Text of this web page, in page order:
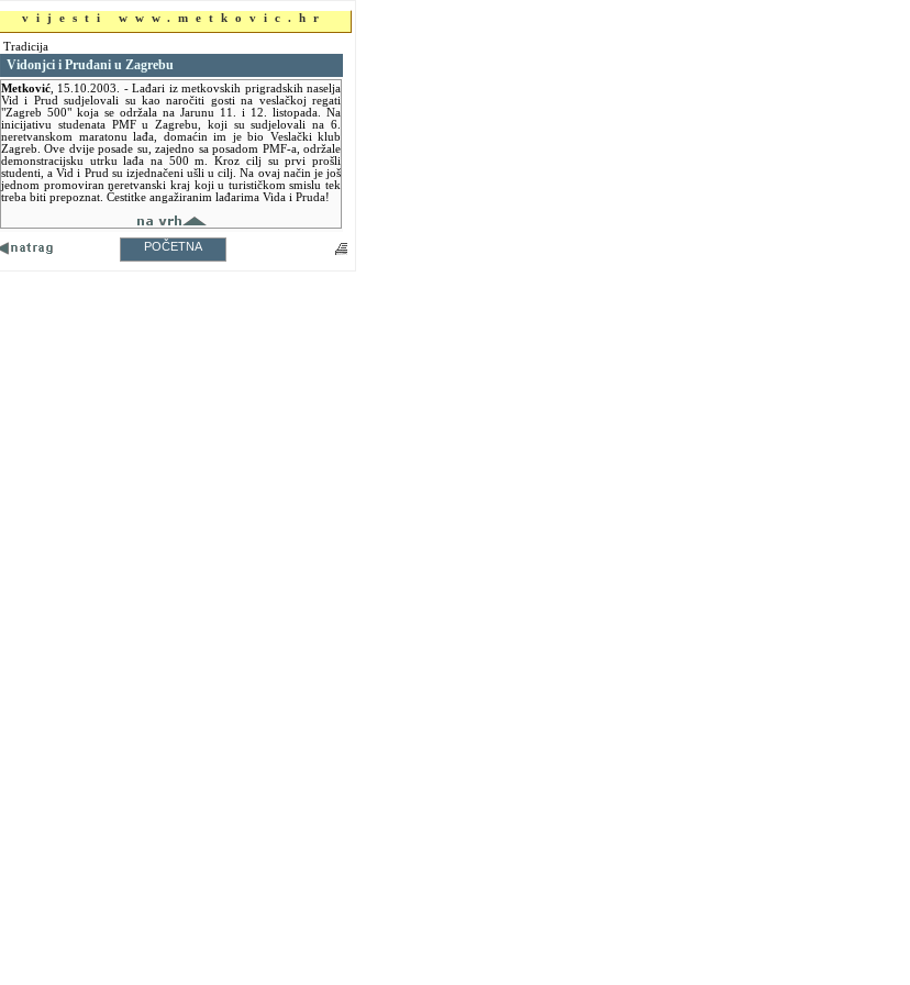
vijesti www.metkovic.hr
Tradicija
Vidonjci i Pruđani u Zagrebu
Metković 15.10.2003. - Lađari iz metkovskih prigradskih naselja
Vid i Prud sudjelovali su kao naročiti gosti na veslačkoj regati
"Zagreb 500" koja se održala na Jarunu 11. i 12. listopada. Na
inicijativu studenata PMF u Zagrebu, koji su sudjelovali na 6.
neretvanskom maratonu lađa, domaćin im je bio Veslački klub
Zagreb. Ove dvije posade su, zajedno sa posadom PMF-a, održale
demonstracijsku utrku lađa na 500 m. Kroz cilj su prvi prošli
studenti, a Vid i Prud su izjednačeni ušli u cilj. Na ovaj način je još
jednom promoviran neretvanski kraj koji u turističkom smislu tek
treba biti prepoznat. Čestitke angažiranim lađarima Vida i Pruda!
POČETNA